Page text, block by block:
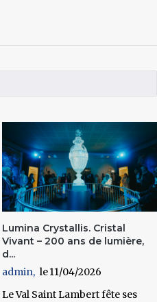
Lumina Crystallis. Cristal
Vivant – 200 ans de lumière,
d...
admin
11/04/2026
Le Val Saint Lambert fête ses